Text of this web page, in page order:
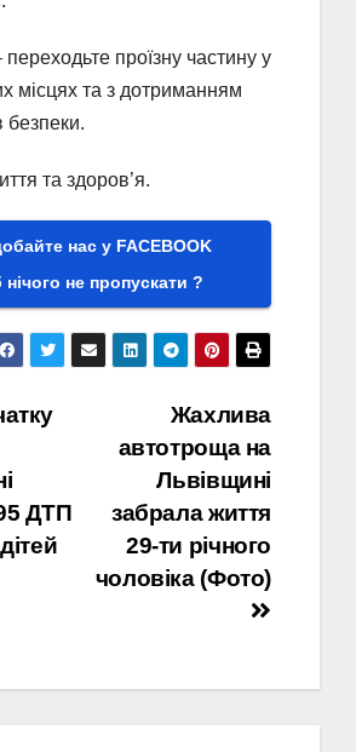
проїзну частину у
місцях та з дотриманням
безпеки.
та здоров’я.
нас у FACEBOOK
не пропускати ?
Жахлива
автотроща на
Львівщині
забрала життя
29-ти річного
чоловіка (Фото)
ДТП